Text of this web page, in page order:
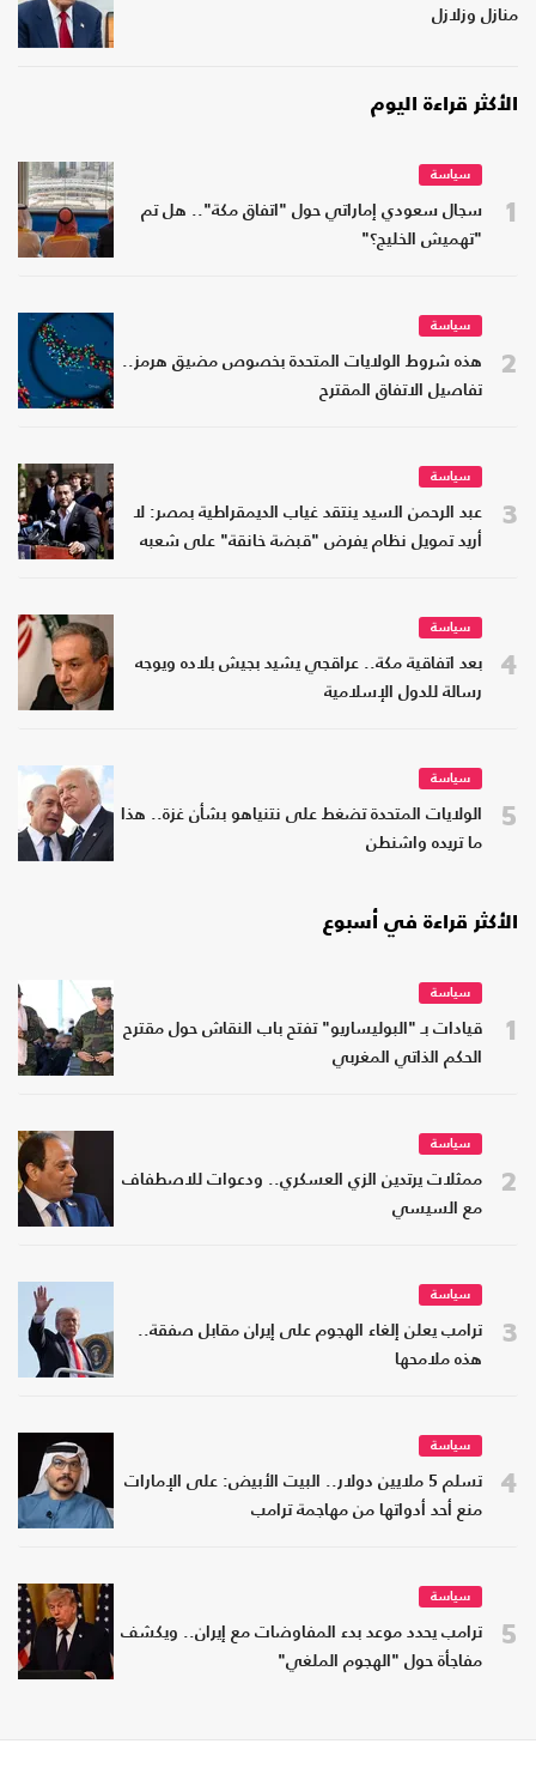
منازل وزلازل
الأكثر قراءة اليوم
1
سياسة
سجال سعودي إماراتي حول "اتفاق مكة".. هل تم
"تهميش الخليج؟"
2
سياسة
هذه شروط الولايات المتحدة بخصوص مضيق هرمز..
تفاصيل الاتفاق المقترح
3
سياسة
عبد الرحمن السيد ينتقد غياب الديمقراطية بمصر: لا
أريد تمويل نظام يفرض "قبضة خانقة" على شعبه
4
سياسة
بعد اتفاقية مكة.. عراقجي يشيد بجيش بلاده ويوجه
رسالة للدول الإسلامية
5
سياسة
الولايات المتحدة تضغط على نتنياهو بشأن غزة.. هذا
ما تريده واشنطن
الأكثر قراءة في أسبوع
1
سياسة
قيادات بـ "البوليساريو" تفتح باب النقاش حول مقترح
الحكم الذاتي المغربي
2
سياسة
ممثلات يرتدين الزي العسكري.. ودعوات للاصطفاف
مع السيسي
3
سياسة
ترامب يعلن إلغاء الهجوم على إيران مقابل صفقة..
هذه ملامحها
4
سياسة
تسلم 5 ملايين دولار.. البيت الأبيض: على الإمارات
منع أحد أدواتها من مهاجمة ترامب
5
سياسة
ترامب يحدد موعد بدء المفاوضات مع إيران.. ويكشف
مفاجأة حول "الهجوم الملغي"